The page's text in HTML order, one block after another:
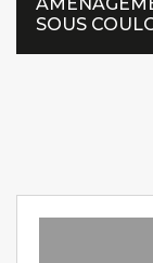
SOUS